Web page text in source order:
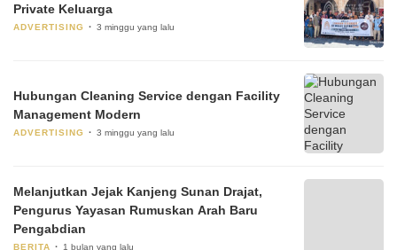
Private Keluarga
ADVERTISING 3 minggu yang lalu
Hubungan Cleaning Service dengan Facility
Management Modern
ADVERTISING 3 minggu yang lalu
Melanjutkan Jejak Kanjeng Sunan Drajat,
Pengurus Yayasan Rumuskan Arah Baru
Pengabdian
BERITA 1 bulan yang lalu